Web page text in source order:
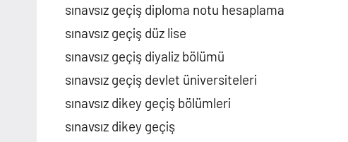
sınavsız geçiş diploma notu hesaplama
sınavsız geçiş düz lise
sınavsız geçiş diyaliz bölümü
sınavsız geçiş devlet üniversiteleri
sınavsız dikey geçiş bölümleri
sınavsız dikey geçiş